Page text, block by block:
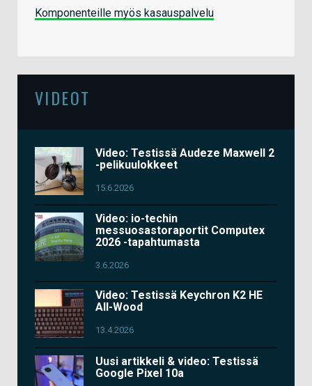
Komponenteille myös kasauspalvelu
VIDEOT
Video: Testissä Audeze Maxwell 2
-pelikuulokkeet
15.6.2026
Video: io-techin
messuosastoraportit Computex
2026 -tapahtumasta
3.6.2026
Video: Testissä Keychron K2 HE
All-Wood
13.4.2026
Uusi artikkeli & video: Testissä
Google Pixel 10a